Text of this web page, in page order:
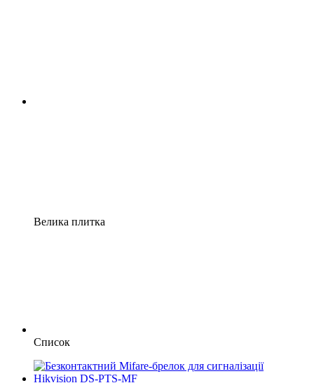
Велика плитка
Список